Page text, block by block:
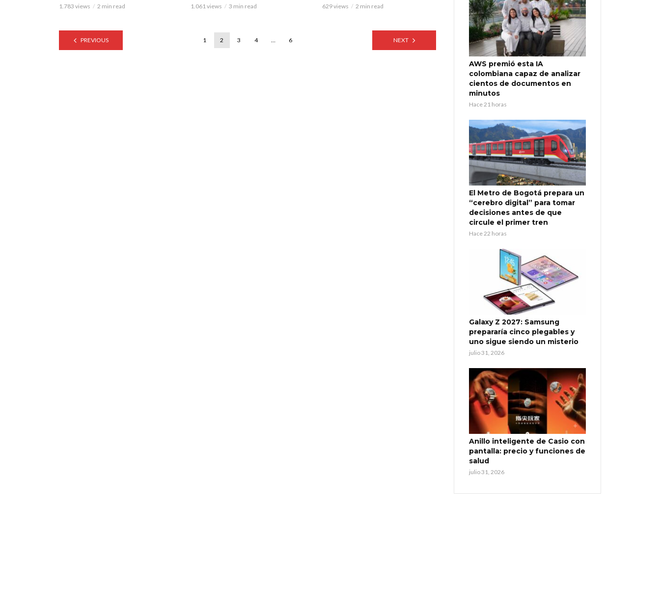
1.783 views 2 min read 1.061 views 3 min read 629 views 2 min read
PREVIOUS 1 2 3 4 … 6 NEXT
AWS premió esta IA
colombiana capaz de analizar
cientos de documentos en
minutos
Hace 21 horas
El Metro de Bogotá prepara un
“cerebro digital” para tomar
decisiones antes de que
circule el primer tren
Hace 22 horas
Galaxy Z 2027: Samsung
prepararía cinco plegables y
uno sigue siendo un misterio
julio 31, 2026
Anillo inteligente de Casio con
pantalla: precio y funciones de
salud
julio 31, 2026